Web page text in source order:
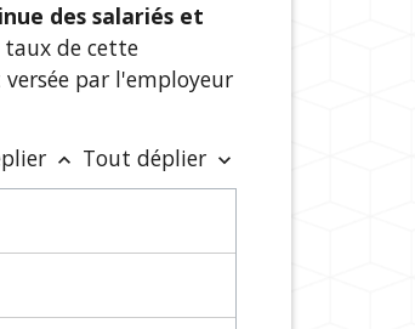
des salariés et
taux de cette
par l'employeur
keyboard_arrow_up Tout déplier keyboard_arrow_down